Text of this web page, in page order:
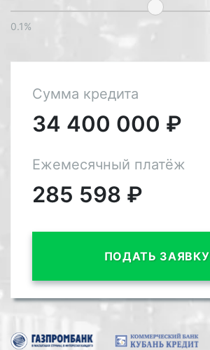
0.1%
Сумма кредита
34 400 000 ₽
Ежемесячный платёж
285 598 ₽
ПОДАТЬ ЗАЯВКУ